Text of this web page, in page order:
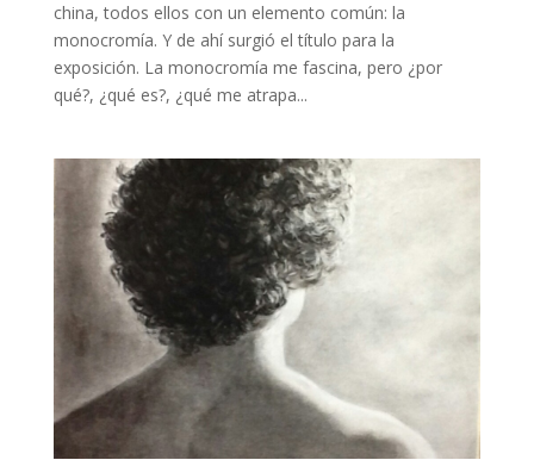
china, todos ellos con un elemento común: la
monocromía. Y de ahí surgió el título para la
exposición. La monocromía me fascina, pero ¿por
qué?, ¿qué es?, ¿qué me atrapa...